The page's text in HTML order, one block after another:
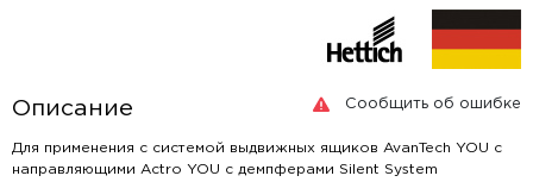
Сообщить об ошибке
Описание
Для применения с системой выдвижных ящиков AvanTech YOU с
направляющими Actro YOU с демпферами Silent System